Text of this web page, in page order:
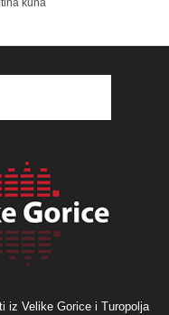
iz Velike Gorice i Turopolja